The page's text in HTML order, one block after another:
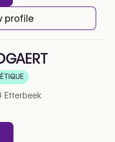
profile
Etterbeek